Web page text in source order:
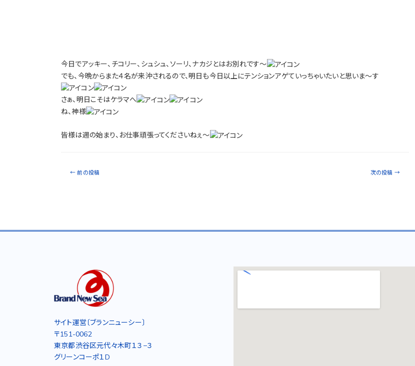
今日でアッキー、チコリー、シュシュ、ソーリ、ナカジとはお別れです～
でも、今晩からまた４名が来沖されるので、明日も今日以上にテンションアゲていっちゃいたいと思いま～す
さぁ、明日こそはケラマへ
ね、神様
皆様は週の始まり、お仕事頑張ってくださいねぇ～
← 前の投稿 次の投稿 →
サイト運営〔ブランニューシー〕
〒151-0062
東京都渋谷区元代々木町１３−３
グリーンコーポ１D